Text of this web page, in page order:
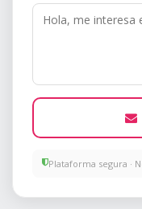
Plataforma segura ·